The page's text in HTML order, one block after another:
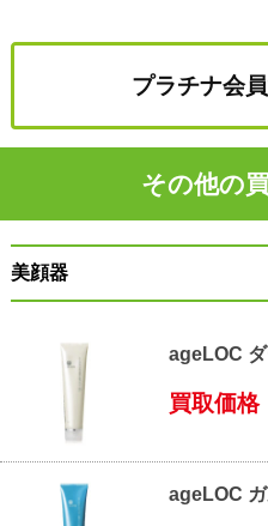
プラチナ会
その他の
美顔器
ageLOC
買取価格
ageLOC